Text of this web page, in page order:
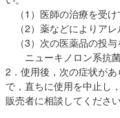
（1）医師の治療を受け
（2）薬などによりアレ
（3）次の医薬品の投与
ニューキノロン系抗
2．使用後，次の症状が
で，直ちに使用を中止し
販売者に相談してください